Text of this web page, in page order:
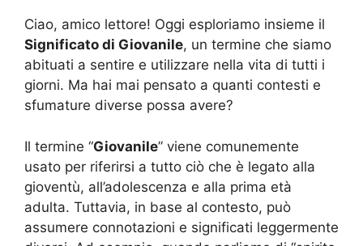
Ciao, amico lettore! Oggi esploriamo insieme il
Significato di Giovanile, un termine che siamo
abituati a sentire e utilizzare nella vita di tutti i
giorni. Ma hai mai pensato a quanti contesti e
sfumature diverse possa avere?
Il termine “Giovanile” viene comunemente
usato per riferirsi a tutto ciò che è legato alla
gioventù, all’adolescenza e alla prima età
adulta. Tuttavia, in base al contesto, può
assumere connotazioni e significati leggermente